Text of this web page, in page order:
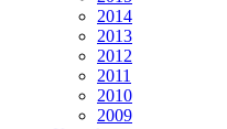
2014
2013
2012
2011
2010
2009